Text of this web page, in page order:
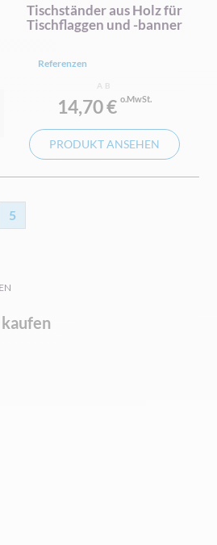
Tischständer aus Holz für
Tischflaggen und -banner
Referenzen
AB
14,70 €
PRODUKT ANSEHEN
Sie lesen gerade die Seite
5